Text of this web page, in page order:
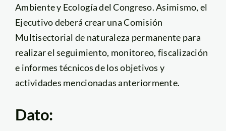
Ambiente y Ecología del Congreso. Asimismo, el
Ejecutivo deberá crear una Comisión
Multisectorial de naturaleza permanente para
realizar el seguimiento, monitoreo, fiscalización
e informes técnicos de los objetivos y
actividades mencionadas anteriormente.
Dato: